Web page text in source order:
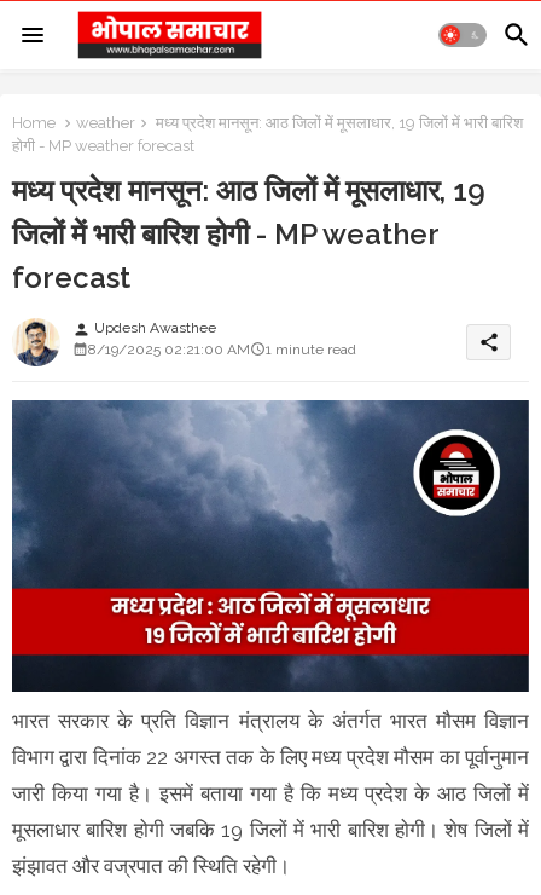
Home weather
मध्य प्रदेश मानसून: आठ जिलों में मूसलाधार, 19 जिलों में भारी बारिश
होगी - MP weather forecast
मध्य प्रदेश मानसून: आठ जिलों में मूसलाधार, 19
जिलों में भारी बारिश होगी - MP weather
forecast
person Updesh Awasthee
8/19/2025 02:21:00 AM
1 minute read share
भारत सरकार के प्रति विज्ञान मंत्रालय के अंतर्गत भारत मौसम विज्ञान
विभाग द्वारा दिनांक 22 अगस्त तक के लिए मध्य प्रदेश मौसम का पूर्वानुमान
जारी किया गया है। इसमें बताया गया है कि मध्य प्रदेश के आठ जिलों में
मूसलाधार बारिश होगी जबकि 19 जिलों में भारी बारिश होगी। शेष जिलों में
झंझावत और वज्रपात की स्थिति रहेगी।